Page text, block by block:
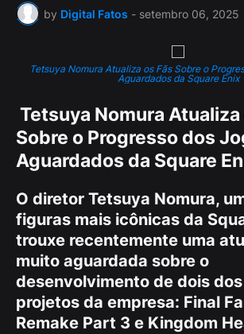
by Digital Fatos - setembro 06, 2025
Tetsuya Nomura Atualiza os Fãs Sobre o
Aguardados da Square Enix
Tetsuya Nomura Atualiza
Sobre o Progresso dos
Aguardados da Square
O diretor Tetsuya Nomura,
figuras mais icônicas da
trouxe recentemente uma
muito aguardada sobre o
desenvolvimento de dois
projetos da empresa: Final
Remake Part 3 e Kingdom